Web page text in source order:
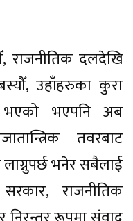
राजनीतिक दलदेखि
उहाँहरुका कुरा
भएपनि अब
तवरबाट
भनेर सबैलाई
राजनीतिक